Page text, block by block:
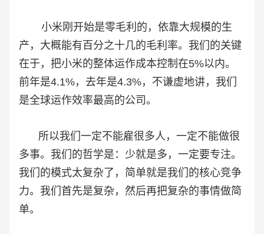
小米刚开始是零毛利的，依靠大规模的生
产，大概能有百分之十几的毛利率。我们的关键
在于，把小米的整体运作成本控制在5%以内。
前年是4.1%，去年是4.3%，不谦虚地讲，我们
是全球运作效率最高的公司。
所以我们一定不能雇很多人，一定不能做很
多事。我们的哲学是：少就是多，一定要专注。
我们的模式太复杂了，简单就是我们的核心竞争
力。我们首先是复杂，然后再把复杂的事情做简
单。